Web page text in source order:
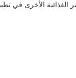
الأخرى في